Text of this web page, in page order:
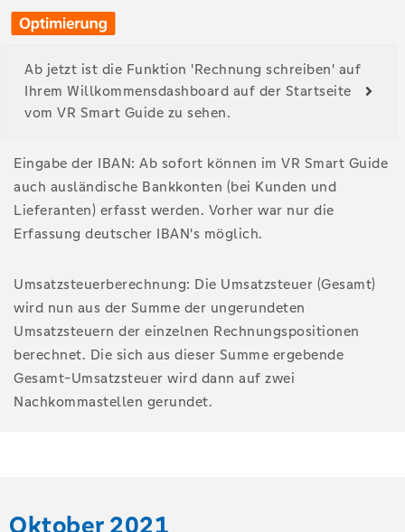
Ab jetzt ist die Funktion 'Rechnung schreiben' auf
Ihrem Willkommensdashboard auf der Startseite
vom VR Smart Guide zu sehen.
Eingabe der IBAN: Ab sofort können im VR Smart Guide
auch ausländische Bankkonten (bei Kunden und
Lieferanten) erfasst werden. Vorher war nur die
Erfassung deutscher IBAN's möglich.
Umsatzsteuerberechnung: Die Umsatzsteuer (Gesamt)
wird nun aus der Summe der ungerundeten
Umsatzsteuern der einzelnen Rechnungspositionen
berechnet. Die sich aus dieser Summe ergebende
Gesamt-Umsatzsteuer wird dann auf zwei
Nachkommastellen gerundet.
Oktober 2021